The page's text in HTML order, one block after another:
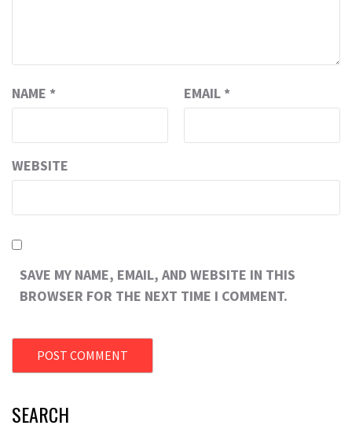
NAME * EMAIL *
WEBSITE
SAVE MY NAME, EMAIL, AND WEBSITE IN THIS
BROWSER FOR THE NEXT TIME I COMMENT.
SEARCH